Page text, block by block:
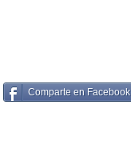
Comparte en Facebook